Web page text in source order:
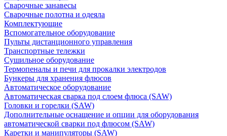
Сварочные занавесы
Сварочные полотна и одеяла
Комплектующие
Вспомогательное оборудование
Пульты дистанционного управления
Транспортные тележки
Сушильное оборудование
Термопеналы и печи для прокалки электродов
Бункеры для хранения флюсов
Автоматическое оборудование
Автоматическая сварка под слоем флюса (SAW)
Головки и горелки (SAW)
Дополнительные оснащение и опции для оборудования
автоматической сварки под флюсом (SAW)
Каретки и манипуляторы (SAW)